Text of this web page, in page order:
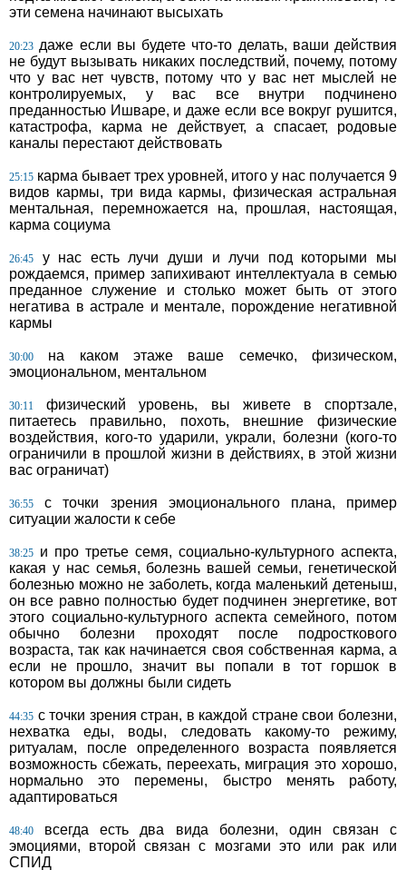
эти семена начинают высыхать
20:23 даже если вы будете что-то делать, ваши действия
не будут вызывать никаких последствий, почему, потому
что у вас нет чувств, потому что у вас нет мыслей не
контролируемых, у вас все внутри подчинено
преданностью Ишваре, и даже если все вокруг рушится,
катастрофа, карма не действует, а спасает, родовые
каналы перестают действовать
25:15 карма бывает трех уровней, итого у нас получается 9
видов кармы, три вида кармы, физическая астральная
ментальная, перемножается на, прошлая, настоящая,
карма социума
26:45
у нас есть лучи души и лучи под которыми мы
рождаемся, пример запихивают интеллектуала в семью
преданное служение и столько может быть от этого
негатива в астрале и ментале, порождение негативной
кармы
30:00
на каком этаже ваше семечко, физическом,
эмоциональном, ментальном
30:11
физический уровень, вы живете в спортзале,
питаетесь правильно, похоть, внешние физические
воздействия, кого-то ударили, украли, болезни (кого-то
ограничили в прошлой жизни в действиях, в этой жизни
вас ограничат)
36:55
с точки зрения эмоционального плана, пример
ситуации жалости к себе
38:25 и про третье семя, социально-культурного аспекта,
какая у нас семья, болезнь вашей семьи, генетической
болезнью можно не заболеть, когда маленький детеныш,
он все равно полностью будет подчинен энергетике, вот
этого социально-культурного аспекта семейного, потом
обычно болезни проходят после подросткового
возраста, так как начинается своя собственная карма, а
если не прошло, значит вы попали в тот горшок в
котором вы должны были сидеть
44:35 с точки зрения стран, в каждой стране свои болезни,
нехватка еды, воды, следовать какому-то режиму,
ритуалам, после определенного возраста появляется
возможность сбежать, переехать, миграция это хорошо,
нормально это перемены, быстро менять работу,
адаптироваться
48:40
всегда есть два вида болезни, один связан с
эмоциями, второй связан с мозгами это или рак или
СПИД